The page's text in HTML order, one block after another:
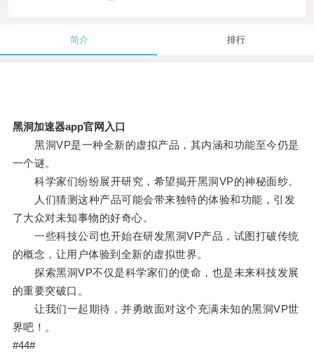
简介 排行
黑洞加速器app官网入口
黑洞VP是一种全新的虚拟产品，其内涵和功能至今仍是
一个谜。
科学家们纷纷展开研究，希望揭开黑洞VP的神秘面纱。
人们猜测这种产品可能会带来独特的体验和功能，引发
了大众对未知事物的好奇心。
一些科技公司也开始在研发黑洞VP产品，试图打破传统
的概念，让用户体验到全新的虚拟世界。
探索黑洞VP不仅是科学家们的使命，也是未来科技发展
的重要突破口。
让我们一起期待，并勇敢面对这个充满未知的黑洞VP世
界吧！。
#44#